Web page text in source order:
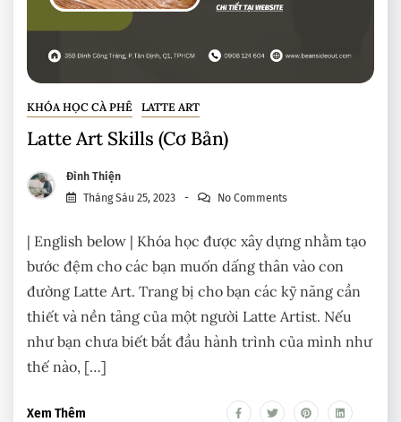
KHÓA HỌC CÀ PHÊ LATTE ART
Latte Art Skills (Cơ Bản)
Đình Thiện
Tháng Sáu 25, 2023
No Comments
| English below | Khóa học được xây dựng nhằm tạo
bước đệm cho các bạn muốn dấng thân vào con
đường Latte Art. Trang bị cho bạn các kỹ năng cần
thiết và nền tảng của một người Latte Artist. Nếu
như bạn chưa biết bắt đầu hành trình của mình như
thế nào, […]
Xem Thêm